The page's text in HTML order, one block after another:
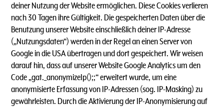
deiner Nutzung der Website ermöglichen. Diese Cookies verlieren
nach 30 Tagen ihre Gültigkeit. Die gespeicherten Daten über die
Benutzung unserer Website einschließlich deiner IP-Adresse
(„Nutzungsdaten“) werden in der Regel an einen Server von
Google in die USA übertragen und dort gespeichert. Wir weisen
darauf hin, dass auf unserer Website Google Analytics um den
Code „gat._anonymizeIp();;“ erweitert wurde, um eine
anonymisierte Erfassung von IP-Adressen (sog. IP-Masking) zu
gewährleisten. Durch die Aktivierung der IP-Anonymisierung auf